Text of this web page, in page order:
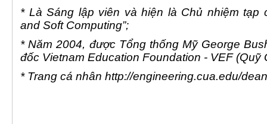
* Là Sáng lập viên và hiện là Chủ nhiệm tạp
and Soft Computing”;
* Năm 2004, được Tổng thống Mỹ George
đốc Vietnam Education Foundation - VEF (Quỹ
* Trang cá nhân http://engineering.cua.edu/